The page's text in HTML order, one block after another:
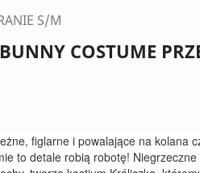
S/M
COSTUME
figlarne i powalające na kolana
to detale robią robotę!